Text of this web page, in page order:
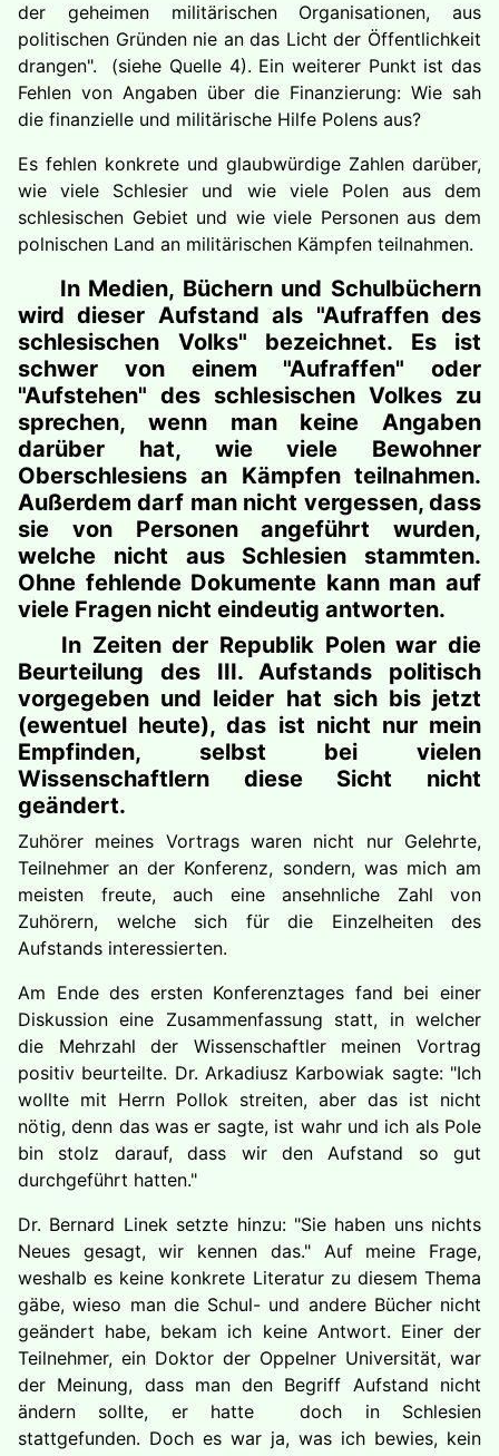
der geheimen militärischen Organisationen, aus
politischen Gründen nie an das Licht der Öffentlichkeit
drangen". (siehe Quelle 4). Ein weiterer Punkt ist das
Fehlen von Angaben über die Finanzierung: Wie sah
die finanzielle und militärische Hilfe Polens aus?
Es fehlen konkrete und glaubwürdige Zahlen darüber,
wie viele Schlesier und wie viele Polen aus dem
schlesischen Gebiet und wie viele Personen aus dem
polnischen Land an militärischen Kämpfen teilnahmen.
In Medien, Büchern und Schulbüchern
wird dieser Aufstand als "Aufraffen des
schlesischen Volks" bezeichnet. Es ist
schwer von einem "Aufraffen" oder
"Aufstehen" des schlesischen Volkes zu
sprechen, wenn man keine Angaben
darüber hat, wie viele Bewohner
Oberschlesiens an Kämpfen teilnahmen.
Außerdem darf man nicht vergessen, dass
sie von Personen angeführt wurden,
welche nicht aus Schlesien stammten.
Ohne fehlende Dokumente kann man auf
viele Fragen nicht eindeutig antworten.
In Zeiten der Republik Polen war die
Beurteilung des III. Aufstands politisch
vorgegeben und leider hat sich bis jetzt
(ewentuel heute), das ist nicht nur mein
Empfinden, selbst bei vielen
Wissenschaftlern diese Sicht nicht
geändert.
Zuhörer meines Vortrags waren nicht nur Gelehrte,
Teilnehmer an der Konferenz, sondern, was mich am
meisten freute, auch eine ansehnliche Zahl von
Zuhörern, welche sich für die Einzelheiten des
Aufstands interessierten.
Am Ende des ersten Konferenztages fand bei einer
Diskussion eine Zusammenfassung statt, in welcher
die Mehrzahl der Wissenschaftler meinen Vortrag
positiv beurteilte. Dr. Arkadiusz Karbowiak sagte: "Ich
wollte mit Herrn Pollok streiten, aber das ist nicht
nötig, denn das was er sagte, ist wahr und ich als Pole
bin stolz darauf, dass wir den Aufstand so gut
durchgeführt hatten."
Dr. Bernard Linek setzte hinzu: "Sie haben uns nichts
Neues gesagt, wir kennen das." Auf meine Frage,
weshalb es keine konkrete Literatur zu diesem Thema
gäbe, wieso man die Schul- und andere Bücher nicht
geändert habe, bekam ich keine Antwort. Einer der
Teilnehmer, ein Doktor der Oppelner Universität, war
der Meinung, dass man den Begriff Aufstand nicht
ändern sollte, er hatte doch in Schlesien
stattgefunden. Doch es war ja, was ich bewies, kein